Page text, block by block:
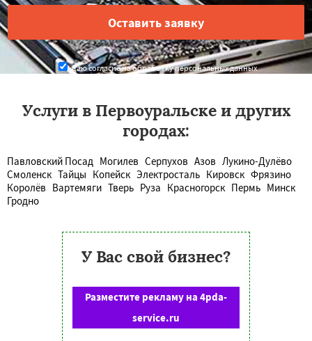
Даю согласие на обработку персональных данных
Услуги в Первоуральске и других
городах:
Павловский Посад Могилев Серпухов Азов Лукино-Дулёво
Смоленск Тайцы Копейск Электросталь Кировск Фрязино
Королёв Вартемяги Тверь Руза Красногорск Пермь Минск
Гродно
У Вас свой бизнес?
Разместите рекламу на 4pda-
service.ru